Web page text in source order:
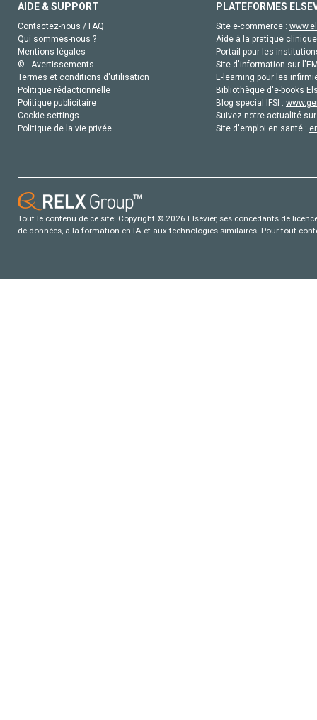
AIDE & SUPPORT
Contactez-nous / FAQ
Qui sommes-nous ?
Mentions légales
© - Avertissements
Termes et conditions d'utilisation
Politique rédactionnelle
Politique publicitaire
Cookie settings
Politique de la vie privée
PLATEFORMES
Site e-commerce :
Aide à la pratique
Portail pour les
Site d'information sur
E-learning pour les
Bibliothèque d'e-books
Blog special IFSI :
Suivez notre actualité
Site d'emploi en santé :
Tout le contenu de ce site: Copyright © 2026 Elsevier, ses concédants de
de données, a la formation en IA et aux technologies similaires. Pour tout